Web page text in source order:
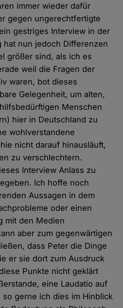
immer wieder dafür
gegen ungerechtfertigte
gestriges Interview in der
hat nun jedoch Differenzen
größer sind, als ich es
weil die Fragen der
waren, bot dieses
Gelegenheit, um alten,
Menschen
hier in Deutschland zu
wohlverstandene
nicht darauf hinausläuft,
zu verschlechtern.
Interview Anlass zu
Ich hoffe noch
Aussagen in dem
oder einen
mit den Medien
aber zum gegenwärtigen
dass Peter die Dinge
er sie dort zum Ausdruck
Punkte nicht geklärt
eine Laudatio auf
gerne ich dies im Hinblick